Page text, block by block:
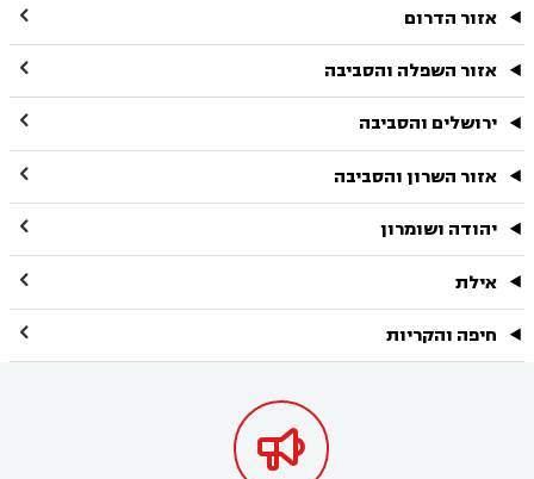
אזור הדרום 
אזור השפלה והסביבה 
ירושלים והסביבה 
אזור השרון והסביבה 
יהודה ושומרון 
אילת 
חיפה והקריות 
